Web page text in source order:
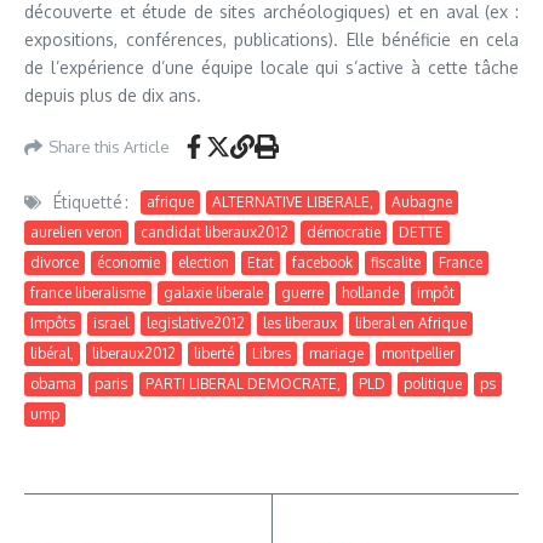
découverte et étude de sites archéologiques) et en aval (ex :
expositions, conférences, publications). Elle bénéficie en cela
de l’expérience d’une équipe locale qui s’active à cette tâche
depuis plus de dix ans.
Share this Article
Étiquetté : afrique ALTERNATIVE LIBERALE,
Aubagne
aurelien veron
candidat liberaux2012 démocratie
DETTE
divorce
économie election Etat facebook fiscalite
France
france liberalisme
galaxie liberale guerre hollande
impôt
Impôts
israel legislative2012 les liberaux
liberal en Afrique
libéral,
liberaux2012 liberté Libres mariage
montpellier
obama
paris PARTI LIBERAL DEMOCRATE, PLD politique
ps
ump